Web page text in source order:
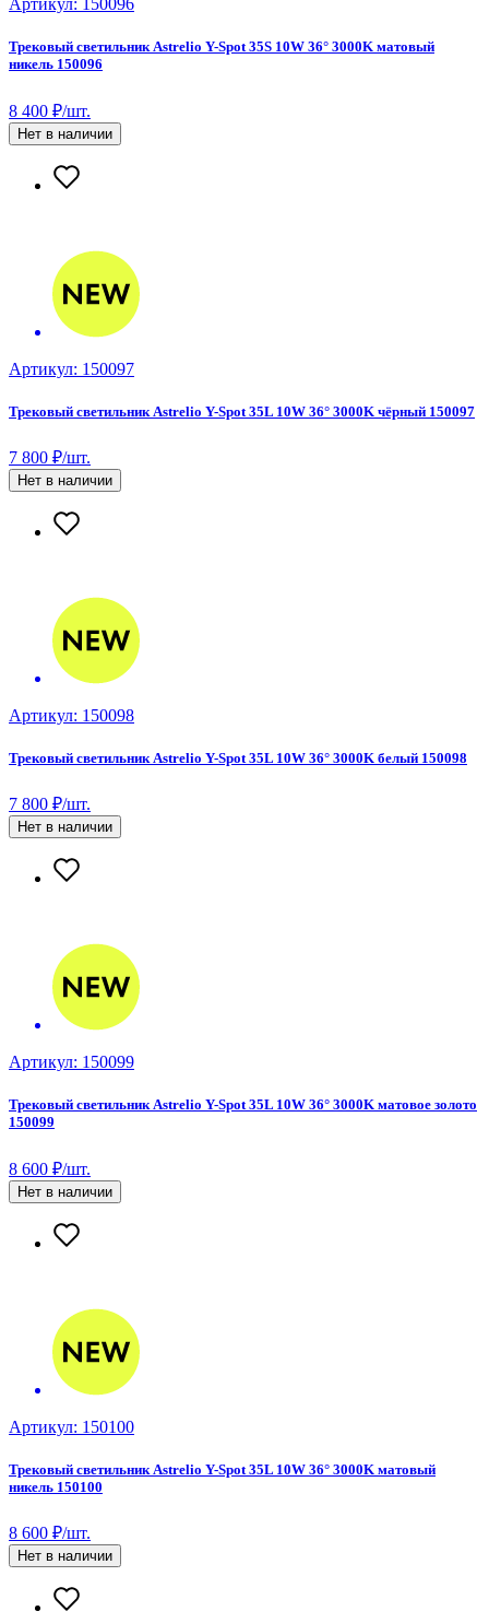
Артикул: 150096
Трековый светильник Astrelio Y-Spot 35S 10W 36° 3000K матовый
никель 150096
8 400 ₽/шт.
Нет в наличии
Артикул: 150097
Трековый светильник Astrelio Y-Spot 35L 10W 36° 3000K чёрный 150097
7 800 ₽/шт.
Нет в наличии
Артикул: 150098
Трековый светильник Astrelio Y-Spot 35L 10W 36° 3000K белый 150098
7 800 ₽/шт.
Нет в наличии
Артикул: 150099
Трековый светильник Astrelio Y-Spot 35L 10W 36° 3000K матовое золото
150099
8 600 ₽/шт.
Нет в наличии
Артикул: 150100
Трековый светильник Astrelio Y-Spot 35L 10W 36° 3000K матовый
никель 150100
8 600 ₽/шт.
Нет в наличии